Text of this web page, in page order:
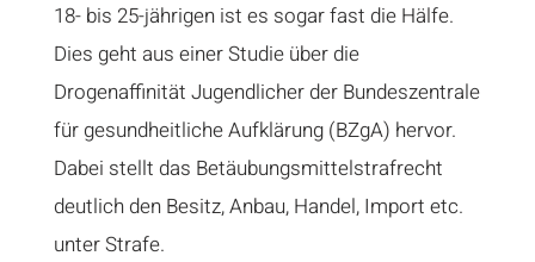
18- bis 25-jährigen ist es sogar fast die Hälfe.
Dies geht aus einerStudieüber die
Drogenaffinität Jugendlicher der Bundeszentrale
für gesundheitliche Aufklärung (BZgA) hervor.
Dabei stellt das Betäubungsmittelstrafrecht
deutlich den Besitz, Anbau, Handel, Import etc.
unter Strafe.